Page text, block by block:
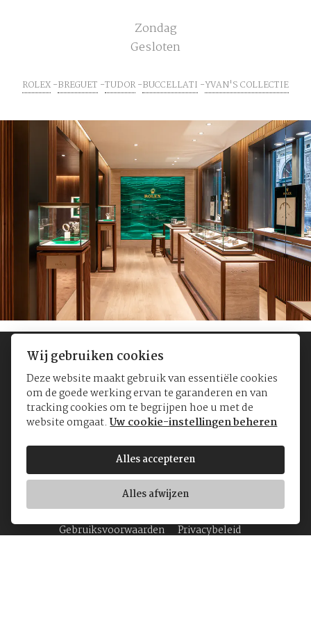
Zondag
Gesloten
ROLEX BREGUET TUDOR BUCCELLATI YVAN'S COLLECTIE
© Yvan's Jewellers
Koninginnegalerij 12-18
1000 Brussel
BTW BE0862 273 976
Gebruiksvoorwaarden
Privacybeleid
Wij gebruiken cookies
Deze website maakt gebruik van essentiële cookies
om de goede werking ervan te garanderen en van
tracking cookies om te begrijpen hoe u met de
website omgaat.Uw cookie-instellingen beheren
Alles accepteren
Alles afwijzen